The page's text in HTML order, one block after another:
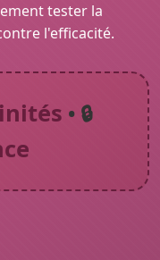
tester la
l'efficacité.
• 🔒